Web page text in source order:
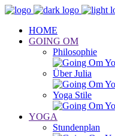
HOME
GOING OM
Philosophie
Über Julia
Yoga Stile
YOGA
Stundenplan